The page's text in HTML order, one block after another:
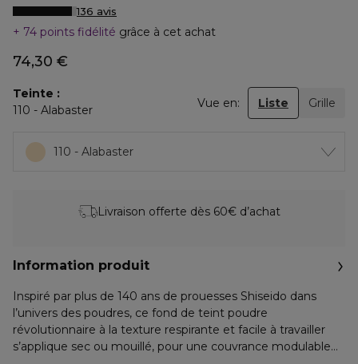
136 avis
74 points fidélité grâce à cet achat
74,30 €
Teinte
110 - Alabaster
Vue en: Liste Grille
110 - Alabaster
Livraison offerte dès 60€ d’achat
Information produit
Inspiré par plus de 140 ans de prouesses Shiseido dans
l’univers des poudres, ce fond de teint poudre
révolutionnaire à la texture respirante et facile à travailler
s’applique sec ou mouillé, pour une couvrance modulable